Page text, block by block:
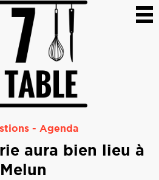
- Agenda
aura bien lieu à
Melun